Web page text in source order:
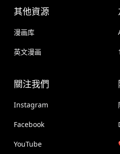
其他資源
漫画库
英文漫画
關注我們
Instagram
Facebook
YouTube